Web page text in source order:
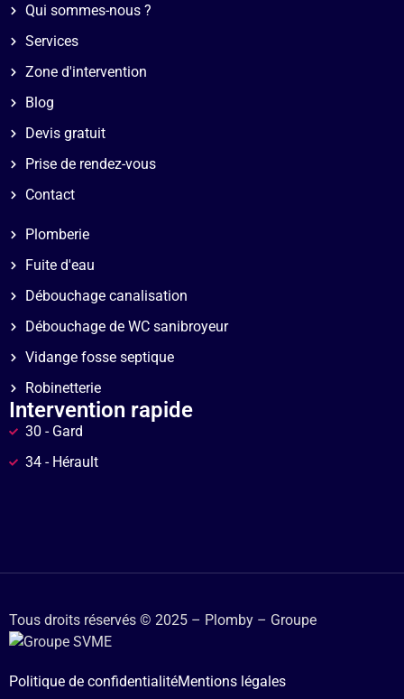
Qui sommes-nous ?
Services
Zone d'intervention
Blog
Devis gratuit
Prise de rendez-vous
Contact
Plomberie
Fuite d'eau
Débouchage canalisation
Débouchage de WC sanibroyeur
Vidange fosse septique
Robinetterie
Intervention rapide
30 - Gard
34 - Hérault
Tous droits réservés © 2025 – Plomby – Groupe
Politique de confidentialitéMentions légales